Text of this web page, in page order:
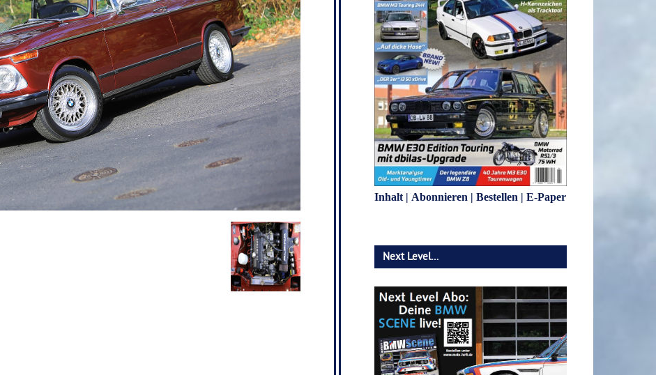
Inhalt | Abonnieren | Bestellen | E-Paper
Next Level…